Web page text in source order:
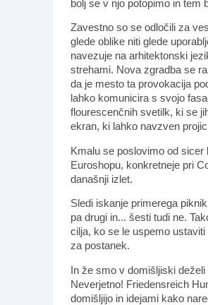
bolj se v njo potopimo in tem
Zavestno so se odločili za
glede oblike niti glede
navezuje na arhitektonski
strehami. Nova zgradba se
da je mesto ta provokacija
lahko komunicira s svojo
flourescenčnih svetilk, ki se
ekran, ki lahko navzven
Kmalu se poslovimo od
Euroshopu, konkretneje pri
današnji izlet.
Sledi iskanje primerega
pa drugi in... šesti tudi ne.
cilja, ko se le uspemo
za postanek.
In že smo v domišljiski
Neverjetno! Friedensreich
domišljijo in idejami kako